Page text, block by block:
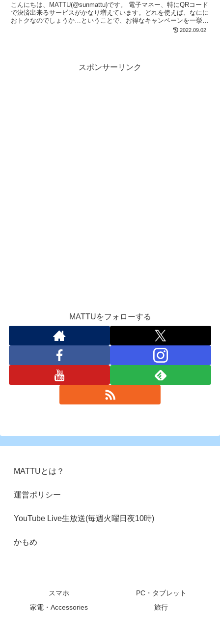
こんにちは、MATTU(@sunmattu)です。 電子マネー、特にQRコード
で決済出来るサービスがかなり増えています。どれを使えば、なにに
おトクなのでしょうか…ということで、お得なキャンペーンを一挙ま
2022.09.02
スポンサーリンク
MATTUをフォローする
MATTUとは？
運営ポリシー
YouTube Live生放送(毎週火曜日夜10時)
かもめ
スマホ
PC・タブレット
家電・Accessories
旅行